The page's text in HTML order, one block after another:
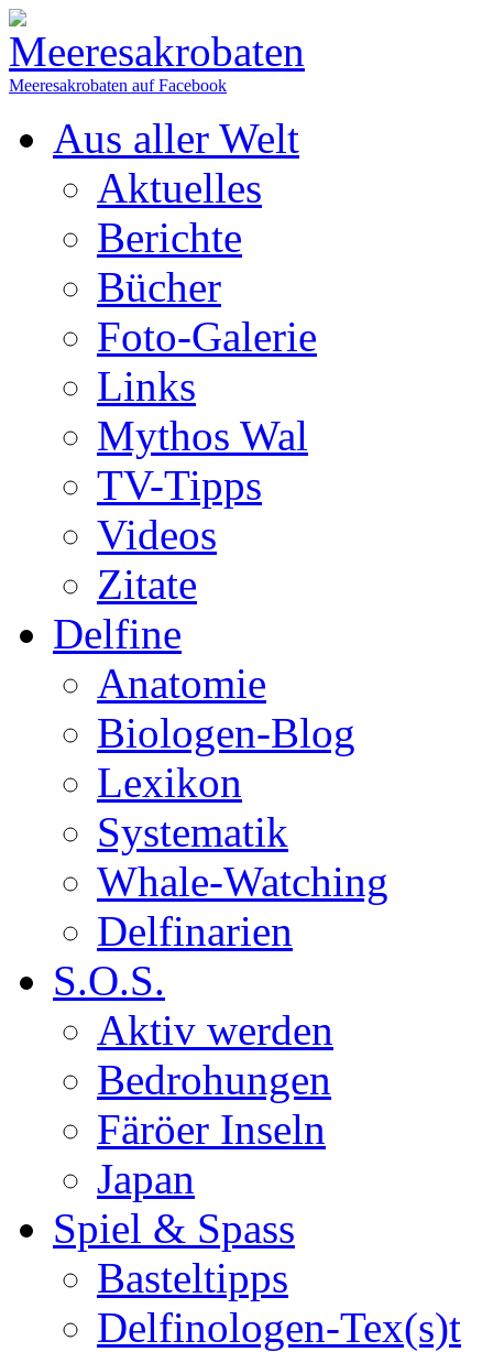
Meeresakrobaten auf Facebook
Aus aller Welt
Aktuelles
Berichte
Bücher
Foto-Galerie
Links
Mythos Wal
TV-Tipps
Videos
Zitate
Delfine
Anatomie
Biologen-Blog
Lexikon
Systematik
Whale-Watching
Delfinarien
S.O.S.
Aktiv werden
Bedrohungen
Färöer Inseln
Japan
Spiel & Spass
Basteltipps
Delfinologen-Tex(s)t